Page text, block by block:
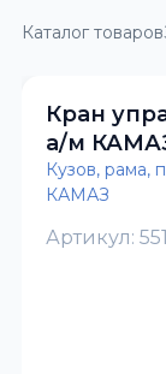
Каталог товаров
Кран
а/м
Кузов, рама,
КАМАЗ
Артикул: